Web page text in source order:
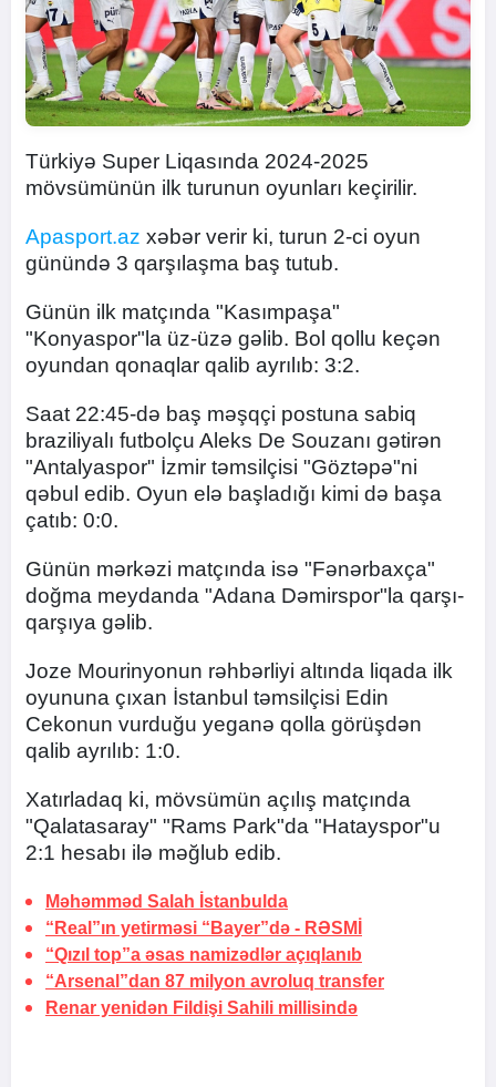
Türkiyə Super Liqasında 2024-2025
mövsümünün ilk turunun oyunları keçirilir.
Apasport.az xəbər verir ki, turun 2-ci oyun
günündə 3 qarşılaşma baş tutub.
Günün ilk matçında "Kasımpaşa"
"Konyaspor"la üz-üzə gəlib. Bol qollu keçən
oyundan qonaqlar qalib ayrılıb: 3:2.
Saat 22:45-də baş məşqçi postuna sabiq
braziliyalı futbolçu Aleks De Souzanı gətirən
"Antalyaspor" İzmir təmsilçisi "Göztəpə"ni
qəbul edib. Oyun elə başladığı kimi də başa
çatıb: 0:0.
Günün mərkəzi matçında isə "Fənərbaxça"
doğma meydanda "Adana Dəmirspor"la qarşı-
qarşıya gəlib.
Joze Mourinyonun rəhbərliyi altında liqada ilk
oyununa çıxan İstanbul təmsilçisi Edin
Cekonun vurduğu yeganə qolla görüşdən
qalib ayrılıb: 1:0.
Xatırladaq ki, mövsümün açılış matçında
"Qalatasaray" "Rams Park"da "Hatayspor"u
2:1 hesabı ilə məğlub edib.
Məhəmməd Salah İstanbulda
“Real”ın yetirməsi “Bayer”də - RƏSMİ
“Qızıl top”a əsas namizədlər açıqlanıb
“Arsenal”dan 87 milyon avroluq transfer
Renar yenidən Fildişi Sahili millisində